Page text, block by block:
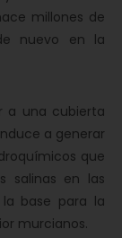
millones de
nuevo en la
a una cubierta
a generar
que
salinas en las
base para la
murcianos.